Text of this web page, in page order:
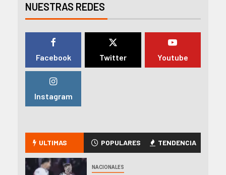
NUESTRAS REDES
Facebook Twitter Youtube
Instagram
ULTIMAS POPULARES TENDENCIA
NACIONALES